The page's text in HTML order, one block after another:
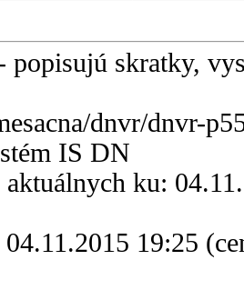
popisujú skratky,
dnvr/dnvr-
IS DN
aktuálnych ku:
04.11.2015 19:25